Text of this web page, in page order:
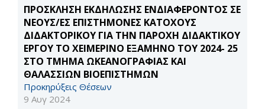
ΠΡΟΣΚΛΗΣΗ ΕΚΔΗΛΩΣΗΣ ΕΝΔΙΑΦΕΡΟΝΤΟΣ ΣΕ
ΝΕΟΥΣ/ΕΣ ΕΠΙΣΤΗΜΟΝΕΣ ΚΑΤΟΧΟΥΣ
ΔΙΔΑΚΤΟΡΙΚΟΥ ΓΙΑ ΤΗΝ ΠΑΡΟΧΗ ΔΙΔΑΚΤΙΚΟΥ
ΕΡΓΟΥ ΤΟ ΧΕΙΜΕΡΙΝΟ ΕΞΑΜΗΝΟ ΤΟΥ 2024- 25
ΣΤΟ ΤΜΗΜΑ ΩΚΕΑΝΟΓΡΑΦΙΑΣ ΚΑΙ
ΘΑΛΑΣΣΙΩΝ ΒΙΟΕΠΙΣΤΗΜΩΝ
Προκηρύξεις Θέσεων
9 Αυγ 2024